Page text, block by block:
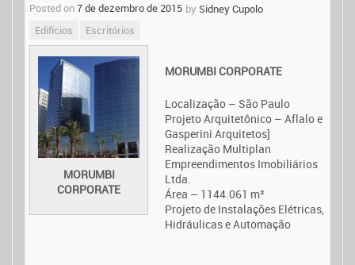
Posted on7 de dezembro de 2015 by Sidney Cupolo
Edifícios
Escritórios
MORUMBI
CORPORATE
MORUMBI CORPORATE
Localização – São Paulo
Projeto Arquitetônico – Aflalo e
Gasperini Arquitetos]
Realização Multiplan
Empreendimentos Imobiliários
Ltda.
Área – 1144.061 m²
Projeto de Instalações Elétricas,
Hidráulicas e Automação